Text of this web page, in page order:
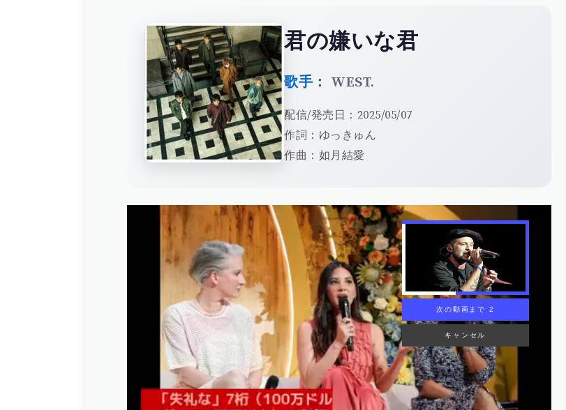
君の嫌いな君
歌手： WEST.
配信/発売日：2025/05/07
作詞：ゆっきゅん
作曲：如月結愛
次の動画まで 1
キャンセル